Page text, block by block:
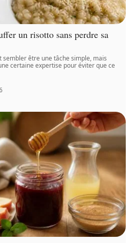
un risotto sans perdre sa
sembler être une tâche simple, mais
certaine expertise pour éviter que ce